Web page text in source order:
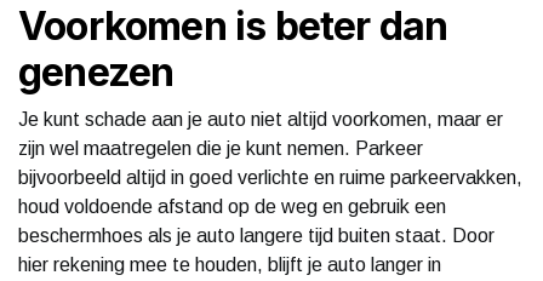
Voorkomen is beter dan
genezen
Je kunt schade aan je auto niet altijd voorkomen, maar er
zijn wel maatregelen die je kunt nemen. Parkeer
bijvoorbeeld altijd in goed verlichte en ruime parkeervakken,
houd voldoende afstand op de weg en gebruik een
beschermhoes als je auto langere tijd buiten staat. Door
hier rekening mee te houden, blijft je auto langer in